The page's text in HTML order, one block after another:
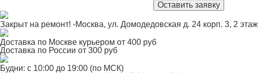
Закрыт на ремонт! -Москва, ул. Домодедовская д. 24 корп. 3, 2
Доставка по Москве курьером от 400 руб
Доставка по России от 300 руб
Будни: с 10:00 до 19:00 (по МСК)